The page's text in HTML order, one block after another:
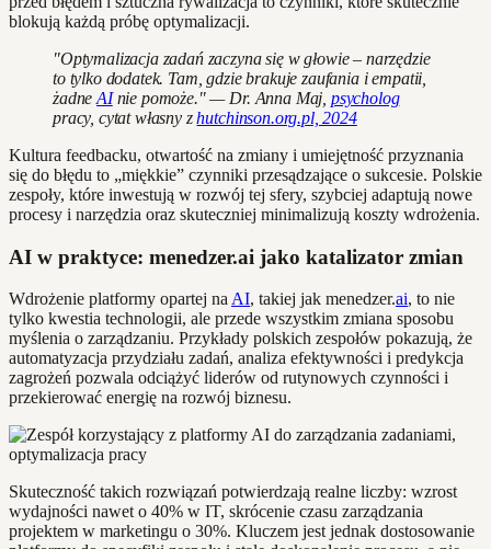
blokują każdą próbę optymalizacji.
"Optymalizacja zadań zaczyna się w głowie – narzędzie
to tylko dodatek. Tam, gdzie brakuje zaufania i empatii,
żadneAInie pomoże." — Dr. Anna Maj, psycholog
pracy, cytat własny zhutchinson.org.pl, 2024
Kultura feedbacku, otwartość na zmiany i umiejętność przyznania
się do błędu to „miękkie” czynniki przesądzające o sukcesie. Polskie
zespoły, które inwestują w rozwój tej sfery, szybciej adaptują nowe
procesy i narzędzia oraz skuteczniej minimalizują koszty wdrożenia.
AI w praktyce: menedzer.ai jako katalizator zmian
Wdrożenie platformy opartej naAI, takiej jak menedzer.ai, to nie
tylko kwestia technologii, ale przede wszystkim zmiana sposobu
myślenia o zarządzaniu. Przykłady polskich zespołów pokazują, że
automatyzacja przydziału zadań, analiza efektywności i predykcja
zagrożeń pozwala odciążyć liderów od rutynowych czynności i
przekierować energię na rozwój biznesu.
Skuteczność takich rozwiązań potwierdzają realne liczby: wzrost
wydajności nawet o 40% w IT, skrócenie czasu zarządzania
projektem w marketingu o 30%. Kluczem jest jednak dostosowanie